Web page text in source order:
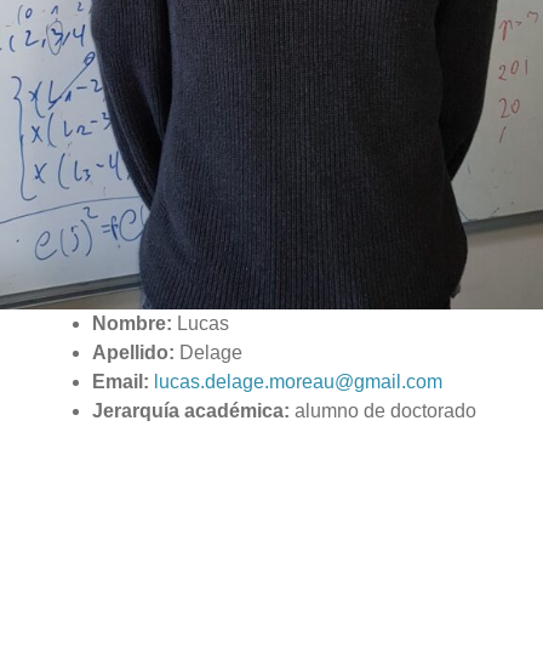
Nombre: Lucas
Apellido: Delage
Email: lucas.delage.moreau@gmail.com
Jerarquía académica: alumno de doctorado